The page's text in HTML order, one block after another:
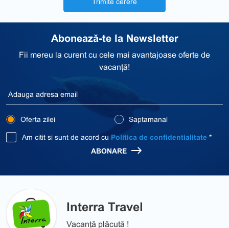
Trimite cerere
Abonează-te la Newsletter
Fii mereu la curent cu cele mai avantajoase oferte de
vacanță!
Oferta zilei Saptamanal
Am citit si sunt de acord cu Politica de confidentialitate *
ABONARE
Interra Travel
Vacanță plăcută !